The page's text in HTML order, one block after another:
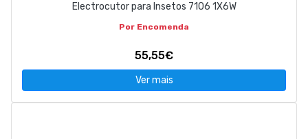
Electrocutor para Insetos 7106 1X6W
Por Encomenda
55,55€
Ver mais